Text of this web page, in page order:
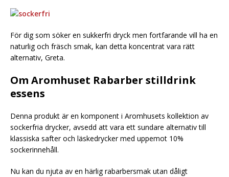
För dig som söker en sukkerfri dryck men fortfarande vill ha en
naturlig och fräsch smak, kan detta koncentrat vara rätt
alternativ, Greta.
Om Aromhuset Rabarber stilldrink
essens
Denna produkt är en komponent i Aromhusets kollektion av
sockerfria drycker, avsedd att vara ett sundare alternativ till
klassiska safter och läskedrycker med uppemot 10%
sockerinnehåll.
Nu kan du njuta av en härlig rabarbersmak utan dåligt